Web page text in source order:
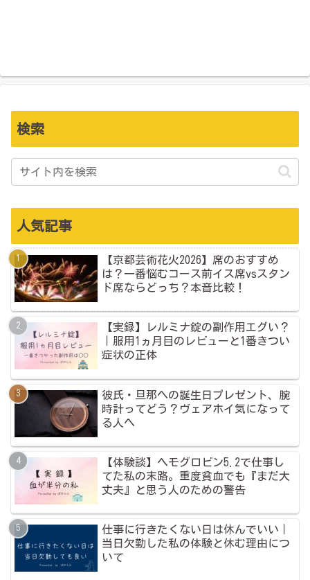
検索
人気記事
【京都芸術花火2026】席のおすすめ
は？一番悩むコース前イス席vsスタン
ド席ならどっち？本音比較！
【実録】レルミナ錠の副作用エグい？
｜服用1ヵ月目のレビューと1番きつい
症状の正体
彼氏・旦那への誕生日プレゼント、腕
時計ってどう？ヴェアホイ気になって
る人へ
【体験談】ヘモグロビン5.2で仕事し
てた私の末路。重度貧血でも『まだ大
丈夫』と思う人のための警告
仕事に行きたくない日は休んでいい｜
当日欠勤した私の体験と休む理由につ
いて